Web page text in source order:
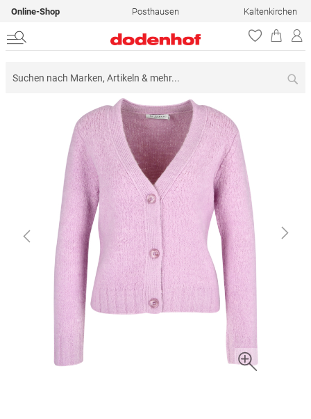
Online-Shop Posthausen Kaltenkirchen